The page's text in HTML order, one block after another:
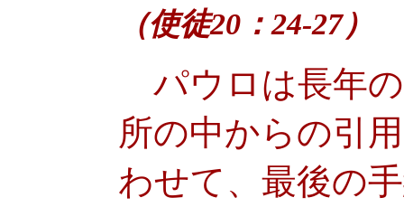
（使徒20：24-27）
パウロは長年
所の中からの引
わせて、最後の